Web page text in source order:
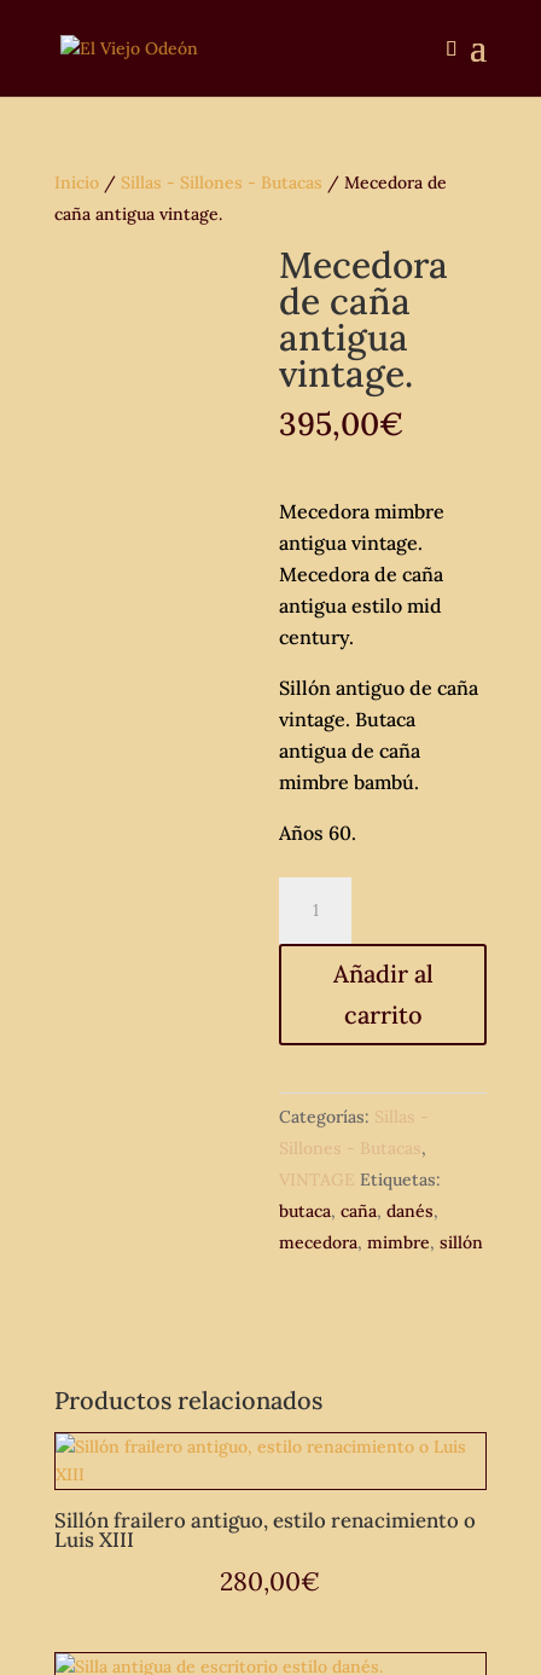
Inicio/ Sillas - Sillones - Butacas / Mecedora de
caña antigua vintage.
Mecedora
de caña
antigua
vintage.
395,00€
Mecedora mimbre
antigua vintage.
Mecedora de caña
antigua estilo mid
century.
Sillón antiguo de caña
vintage. Butaca
antigua de caña
mimbre bambú.
Años 60.
caña
antigua
cantidad
Añadir al
carrito
Categorías: Sillas -
Sillones - Butacas,
VINTAGE Etiquetas:
butaca,caña,danés,
mecedora,mimbre,sillón
Productos relacionados
Sillón frailero antiguo, estilo renacimiento o
Luis XIII
280,00€